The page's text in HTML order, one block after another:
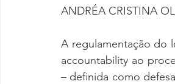
ANDRÉA CRISTINA
A regulamentação do
accountability ao
– definida como